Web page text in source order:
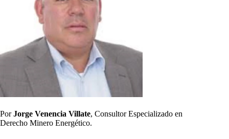
PorJorge Venencia Villate, Consultor Especializado en
Derecho Minero Energético.